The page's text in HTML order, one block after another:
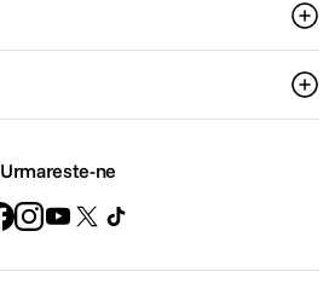
Urmareste-ne